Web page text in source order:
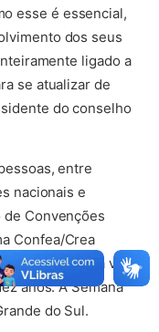
esse é essencial,
dos seus
ligado a
se atualizar de
do conselho
entre
nacionais e
Convenções
Confea/Crea
pela terceira vez
anos. A Semana
do Sul.